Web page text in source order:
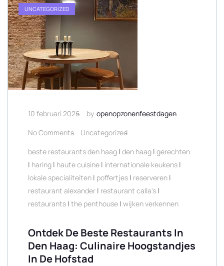
UNCATEGORIZED
10 februari 2026 by openopzonenfeestdagen
No Comments
Uncategorized
beste restaurants den haag | den haag | gerechten
| haring | haute cuisine | internationale keukens |
lokale specialiteiten | poffertjes | reserveren |
restaurant alexander | restaurant calla's |
restaurants | the penthouse | wijken verkennen
Ontdek De Beste Restaurants In
Den Haag: Culinaire Hoogstandjes
In De Hofstad